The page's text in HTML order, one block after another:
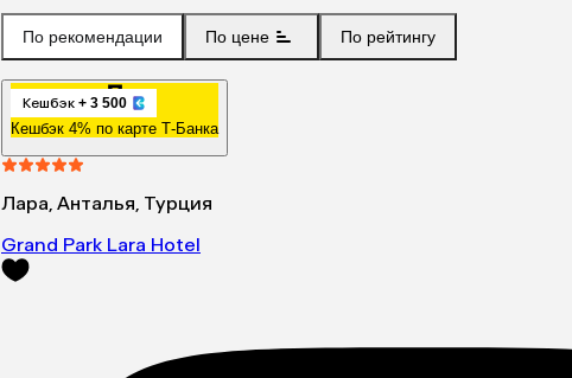
По рекомендации По цене По рейтингу
Кешбэк + 3 500
Кешбэк 4% по карте Т-Банка
Лара, Анталья, Турция
Grand Park Lara Hotel